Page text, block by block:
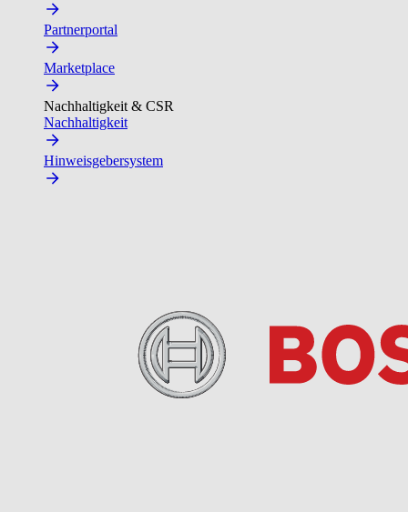
Partnerportal
Marketplace
Nachhaltigkeit & CSR
Nachhaltigkeit
Hinweisgebersystem